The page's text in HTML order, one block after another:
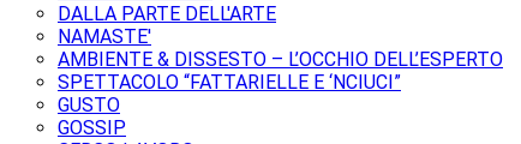
DALLA PARTE DELL'ARTE
NAMASTE'
AMBIENTE & DISSESTO – L’OCCHIO DELL’ESPERTO
SPETTACOLO “FATTARIELLE E ‘NCIUCI”
GUSTO
GOSSIP